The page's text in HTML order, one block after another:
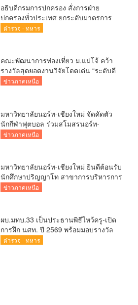
อธิบดีกรมการปกครอง สั่งการฝ่าย
ปกครองทั่วประเทศ ยกระดับมาตรการ
รักษาความปลอดภัย ตั้งด่านคุมเข้มอาวุธ
ตำรวจ - ทหาร
คณะพัฒนาการท่องเที่ยว ม.แม่โจ้ คว้า
รางวัลสุดยอดงานวิจัยโดดเด่น “ระดับดี
มาก”เวที APPTech EXPO 2026
ข่าวภาคเหนือ
มหาวิทยาลัยนอร์ท-เชียงใหม่ จัดคัดตัว
นักกีฬาฟุตบอล ร่วมสโมสรนอร์ท-
เชียงใหม่ ยูไนเต็ด พร้อมมอบทุนการศึกษา
ข่าวภาคเหนือ
มหาวิทยาลัยนอร์ท-เชียงใหม่ ยินดีต้อนรับ
นักศึกษาปริญญาโท สาขาการบริหารการ
ศึกษา
ข่าวภาคเหนือ
ผบ.มทบ.33 เป็นประธานพิธีไหว้ครู-เปิด
การฝึก นศท. ปี 2569 พร้อมมอบรางวัล
นศท.ดีเด่น และนำกำลังพลบริจาคโลหิต
ตำรวจ - ทหาร